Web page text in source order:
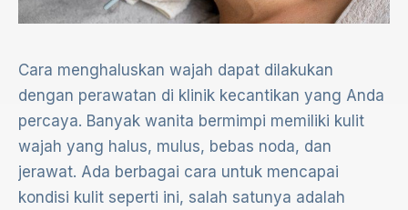
Cara menghaluskan wajah dapat dilakukan
dengan perawatan di klinik kecantikan yang Anda
percaya. Banyak wanita bermimpi memiliki kulit
wajah yang halus, mulus, bebas noda, dan
jerawat. Ada berbagai cara untuk mencapai
kondisi kulit seperti ini, salah satunya adalah